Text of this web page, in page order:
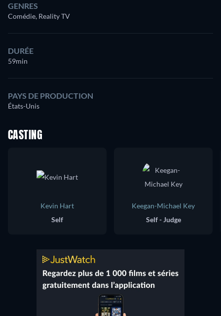
GENRES
Comédie, Reality TV
DURÉE
59min
PAYS DE PRODUCTION
États-Unis
CASTING
Kevin Hart
Self
Keegan-Michael Key
Self - Judge